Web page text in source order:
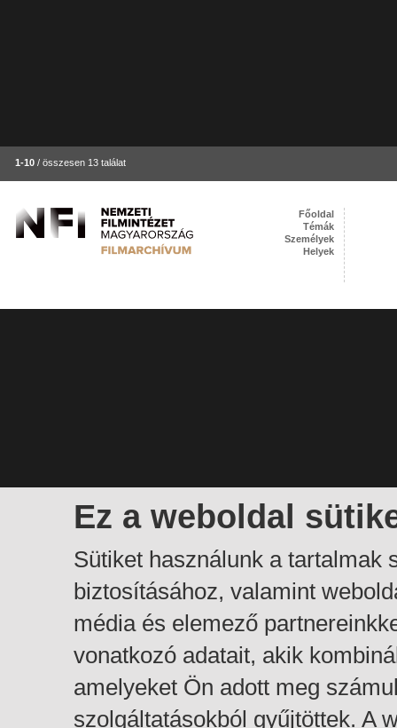
1-10 / összesen 13 találat
Ez a weboldal
Sütiket használunk a tartalmak
biztosításához, valamint
média és elemező
vonatkozó adatait, akik
amelyeket Ön adott meg
szolgáltatásokból gyűjtöttek. A
Főoldal
Témák
Személyek
Helyek